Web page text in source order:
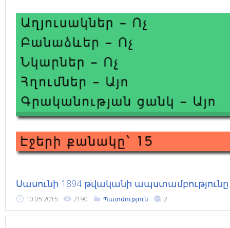
Սասունի 1894 թվականի ապստամբությունը
10.05.2015 2190 Պատմություն 2